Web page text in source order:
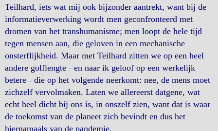
Teilhard, iets wat mij ook bijzonder aantrekt, want bij de
informatieverwerking wordt men geconfronteerd met
dromen van het transhumanisme; men loopt de hele tijd
tegen mensen aan, die geloven in een mechanische
onsterflijkheid. Maar met Teilhard zitten we op een heel
andere golflengte ˗ en naar ik geloof op een werkelijk
betere ˗ die op het volgende neerkomt: nee, de mens moet
zichzelf vervolmaken. Laten we allereerst datgene, wat
echt heel dicht bij ons is, in onszelf zien, want dat is waar
de toekomst van de planeet zich bevindt en dus het
hiernamaals van de pandemie.